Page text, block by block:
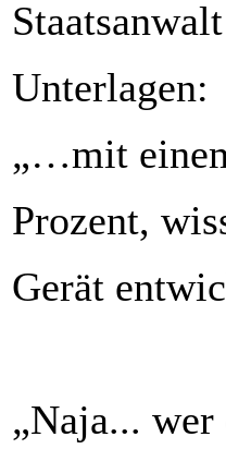
Unterlagen:
„…mit
Prozent,
Gerät
„Naja...